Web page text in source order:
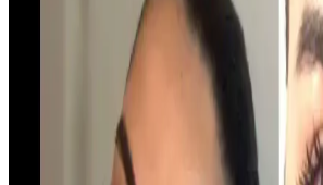
Hassas ciltler ve alerjik reaksiyon riski
yapmayan rimel alternatifleri, içerik ve
seçenekleri sunar. Doğal ve dermatolojik
Hacim Katıcı Günlük Rimel
Dolgun Görünüm İçin İpuçları